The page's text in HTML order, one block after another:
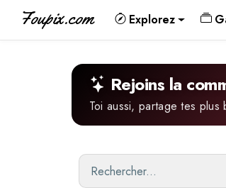
Foupix.com Explorez
Rejoins la
Toi aussi, partage tes plus